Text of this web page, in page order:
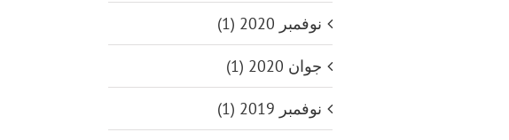
نوفمبر 2020 (1)
جوان 2020 (1)
نوفمبر 2019 (1)